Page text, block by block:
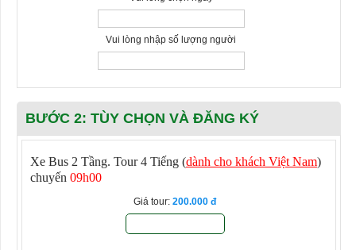
Vui lòng nhập số lượng người
BƯỚC 2: TÙY CHỌN VÀ ĐĂNG KÝ
Xe Bus 2 Tầng. Tour 4 Tiếng (dành cho khách Việt Nam)
chuyến 09h00
Giá tour: 200.000